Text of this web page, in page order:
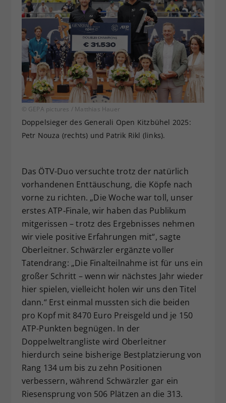
© GEPA pictures / Matthias Hauer
Doppelsieger des Generali Open Kitzbühel 2025:
Petr Nouza (rechts) und Patrik Rikl (links).
Das ÖTV-Duo versuchte trotz der natürlich
vorhandenen Enttäuschung, die Köpfe nach
vorne zu richten. „Die Woche war toll, unser
erstes ATP‑Finale, wir haben das Publikum
mitgerissen – trotz des Ergebnisses nehmen
wir viele positive Erfahrungen mit“, sagte
Oberleitner. Schwärzler ergänzte voller
Tatendrang: „Die Finalteilnahme ist für uns ein
großer Schritt – wenn wir nächstes Jahr wieder
hier spielen, vielleicht holen wir uns den Titel
dann.“ Erst einmal mussten sich die beiden
pro Kopf mit 8470 Euro Preisgeld und je 150
ATP-Punkten begnügen. In der
Doppelweltrangliste wird Oberleitner
hierdurch seine bisherige Bestplatzierung von
Rang 134 um bis zu zehn Positionen
verbessern, während Schwärzler gar ein
Riesensprung von 506 Plätzen an die 313.